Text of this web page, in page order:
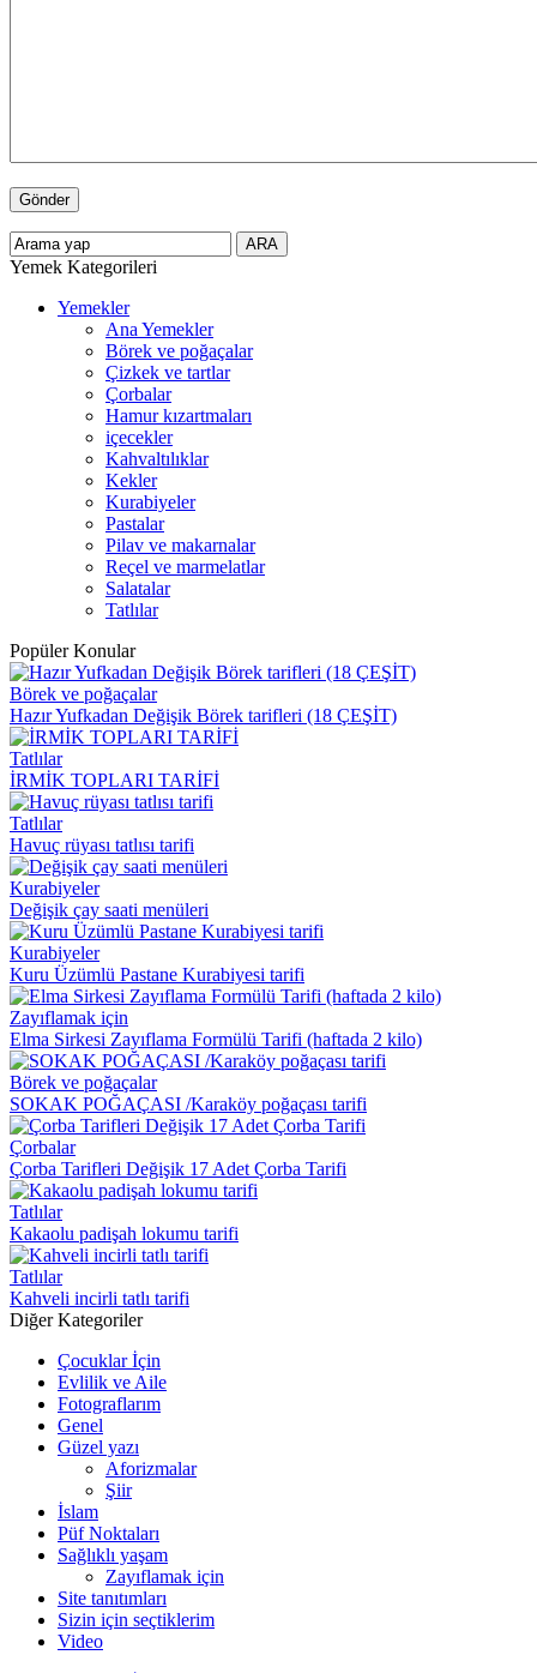
Yemek Kategorileri
Yemekler
Ana Yemekler
Börek ve poğaçalar
Çizkek ve tartlar
Çorbalar
Hamur kızartmaları
içecekler
Kahvaltılıklar
Kekler
Kurabiyeler
Pastalar
Pilav ve makarnalar
Reçel ve marmelatlar
Salatalar
Tatlılar
Popüler Konular
Börek ve poğaçalar
Hazır Yufkadan Değişik Börek tarifleri (18 ÇEŞİT)
Tatlılar
İRMİK TOPLARI TARİFİ
Tatlılar
Havuç rüyası tatlısı tarifi
Kurabiyeler
Değişik çay saati menüleri
Kurabiyeler
Kuru Üzümlü Pastane Kurabiyesi tarifi
Zayıflamak için
Elma Sirkesi Zayıflama Formülü Tarifi (haftada 2 kilo)
Börek ve poğaçalar
SOKAK POĞAÇASI /Karaköy poğaçası tarifi
Çorbalar
Çorba Tarifleri Değişik 17 Adet Çorba Tarifi
Tatlılar
Kakaolu padişah lokumu tarifi
Tatlılar
Kahveli incirli tatlı tarifi
Diğer Kategoriler
Çocuklar İçin
Evlilik ve Aile
Fotograflarım
Genel
Güzel yazı
Aforizmalar
Şiir
İslam
Püf Noktaları
Sağlıklı yaşam
Zayıflamak için
Site tanıtımları
Sizin için seçtiklerim
Video